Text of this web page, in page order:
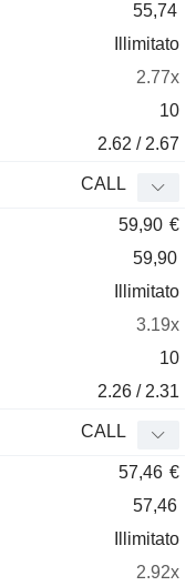
55,74
Illimitato
2.77x
10
2.62 / 2.67
CALL
59,90 €
59,90
Illimitato
3.19x
10
2.26 / 2.31
CALL
57,46 €
57,46
Illimitato
2.92x